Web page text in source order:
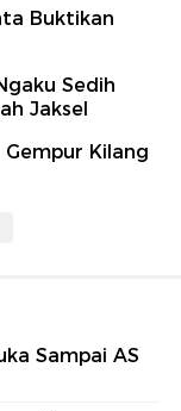
Buktikan
Sedih
Jaksel
Kilang
Sampai AS